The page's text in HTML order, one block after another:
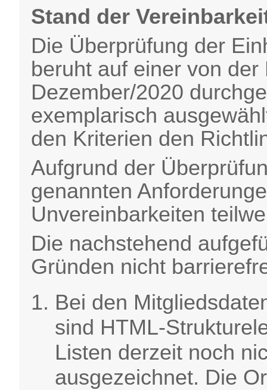
Stand der
Die Überprüfung der
beruht auf einer von
Dezember/2020
exemplarisch
den Kriterien den
Aufgrund der
genannten
Unvereinbarkeiten
Die nachstehend
Gründen nicht
Bei den
sind HTML-
Listen derzeit noch
ausgezeichnet. Die